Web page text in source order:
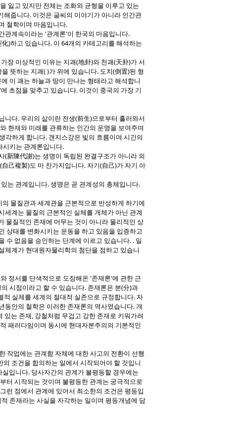
잃고 있지만 전체는 조화와 균형을 이루고 있는
줍니다. 이것은 글씨의 이야기가 아니라 인간관
철학이며 마음입니다.
관계속이라는 '관계론'이 한국의 마음입니다.
)하고 있습니다. 이 64개의 카테고리를 해석하는
장 이상적인 이유는 지괘(地卦)와 천괘(天卦)가 서
뜻하는 지괘( )가 위에 있습니다. 도치(倒置)된 형
이 괘는 하늘과 땅이 만나는 형태라고 해석합니
초점을 맞추고 있습니다. 이것이 중국의 가장 기
다. 우리의 삶이란 전생(前生)으로부터 흘러와서
현재와 미래를 관류하는 인간의 운명을 보여주며
하게 합니다. 갠지스강은 빛의 흐름이며 시간의
시키는 관계론입니다.
新陳代謝)는 생명이 독립된 완결구조가 아니라 외
己複製)도 마 찬가지입니다. 자기(自己)가 자기 아
는 관계입니다. 생명은 곧 관계성의 총체입니다.
물질관과 세계관을 근본적으로 반성하게 하기에
계는 물질의 근본적인 실체를 개체가 아닌 관계
물질적인 존재에 머무는 것이 아니라 물리적인 상
상태를 변화시키는 운동을 하고 있음을 입증하고
수 없음을 승인하는 단계에 이르고 있습니다. . 일
계가 현대원자물리학의 첨단을 점하고 있습니
정서를 단색적으로 도장해온 '존재론'에 관한 근
시점이라고 할 수 있습니다. 존재론은 분(分)과
실체를 세계의 절대적 실존으로 규정합니다. 자
안의 철학은 이러한 존재론의 역사였습니다. 개
있는 존재, 강철처럼 무겁고 강한 존재로 키워가려
패러다임이며 동시에 현대자본주의의 기본적인
작업에는 관계함 자체에 대한 사고의 전환이 선행
조건을 합의하는 일에서 시작되어야 할 것입니
입니다. 당사자간의 관계가 불평등할 경우에는
터 시작되는 것이며 불평등한 관계는 궁극적으로
런 점에서 관계에 있어서 최소한의 조건은 평등입
존재라는 사실을 자각하는 일이며 평등개념에 담